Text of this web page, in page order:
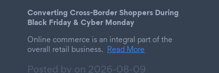
Converting Cross-Border Shoppers During
Black Friday & Cyber Monday
Online commerce is an integral part of the
overall retail business. Read More
Posted by on 2026-08-09